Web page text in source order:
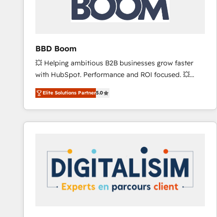
across offices and consulting teams in the UK, USA,
Canada, Germany, France, Belgium, Singapore, and
international offices and 175+ employees.
BBD Boom
💥 Helping ambitious B2B businesses grow faster
with HubSpot. Performance and ROI focused. 💥
BBD Boom is the HubSpot partner that can help you
to HubSpot Better. We work with your teams to
solve all your HubSpot challenges and improve user
adoption, sales process and marketing results.
HubSpot set-up for better results 🌐 Website design
and build using HubSpot 🔌 Integrating HubSpot
with other systems 🎓 Training your teams to be
HubSpot pros 📊 Lead generation services using
Elite Solutions Partner5.0